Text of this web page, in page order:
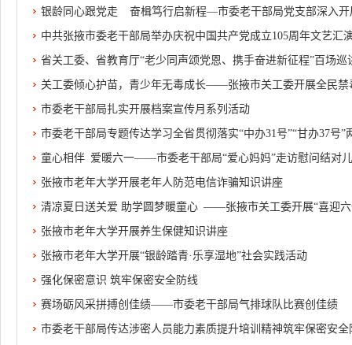
银龄同心跟党走 奋楫笃行启新程—市委老干部局党支部深入开
中共张掖市委老干部局举办庆祝中国共产党成立105周年文艺汇
省关工委、省教育厅“老少同声颂党恩、携手奋进新征程”百场巡
关工委倾心护苗，青少年无毒成长——张掖市关工委开展全民禁
市委老干部局扎实开展档案宣传月系列活动
市委老干部局专题传达学习全省贯彻落实“中办31号”“甘办37号
童心相伴 爱暖六一——市委老干部局“爱心妈妈”走访慰问结对
张掖市老年大学开展老年人防范电信诈骗知识讲座
清凉夏日送关爱 助学圆梦暖童心 ——张掖市关工委开展“喜迎六
张掖市老年大学开展养生保健知识讲座
张掖市老年大学开展“银龄踏青·乐享湿地”社会实践活动
强化保密意识 筑牢保密安全防线
赛场砺风采拼搏创佳绩——市委老干部局气排球队比赛创佳绩
市委老干部局传达涉密人员能力素质提升培训精神筑牢保密安全